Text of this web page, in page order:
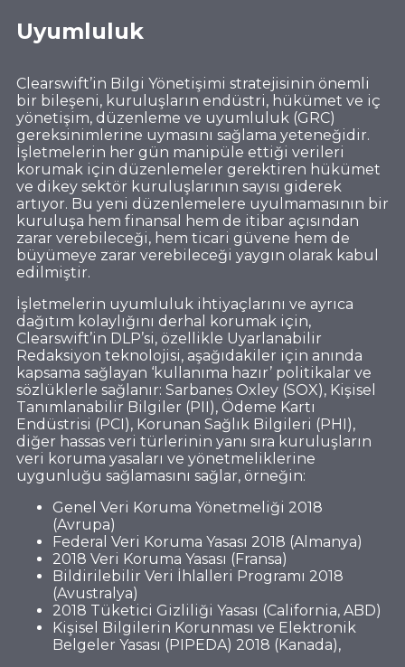
Uyumluluk
Clearswift’in Bilgi Yönetişimi stratejisinin önemli
bir bileşeni, kuruluşların endüstri, hükümet ve iç
yönetişim, düzenleme ve uyumluluk (GRC)
gereksinimlerine uymasını sağlama yeteneğidir.
İşletmelerin her gün manipüle ettiği verileri
korumak için düzenlemeler gerektiren hükümet
ve dikey sektör kuruluşlarının sayısı giderek
artıyor. Bu yeni düzenlemelere uyulmamasının bir
kuruluşa hem finansal hem de itibar açısından
zarar verebileceği, hem ticari güvene hem de
büyümeye zarar verebileceği yaygın olarak kabul
edilmiştir.
İşletmelerin uyumluluk ihtiyaçlarını ve ayrıca
dağıtım kolaylığını derhal korumak için,
Clearswift’in DLP’si, özellikle Uyarlanabilir
Redaksiyon teknolojisi, aşağıdakiler için anında
kapsama sağlayan ‘kullanıma hazır’ politikalar ve
sözlüklerle sağlanır: Sarbanes Oxley (SOX), Kişisel
Tanımlanabilir Bilgiler (PII), Ödeme Kartı
Endüstrisi (PCI), Korunan Sağlık Bilgileri (PHI),
diğer hassas veri türlerinin yanı sıra kuruluşların
veri koruma yasaları ve yönetmeliklerine
uygunluğu sağlamasını sağlar, örneğin:
Genel Veri Koruma Yönetmeliği 2018
(Avrupa)
Federal Veri Koruma Yasası 2018 (Almanya)
2018 Veri Koruma Yasası (Fransa)
Bildirilebilir Veri İhlalleri Programı 2018
(Avustralya)
2018 Tüketici Gizliliği Yasası (California, ABD)
Kişisel Bilgilerin Korunması ve Elektronik
Belgeler Yasası (PIPEDA) 2018 (Kanada),